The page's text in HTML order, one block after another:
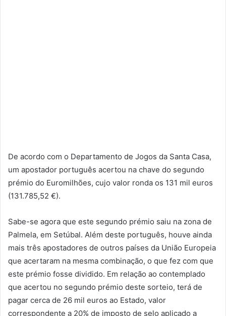
De acordo com o Departamento de Jogos da Santa Casa,
um apostador português acertou na chave do segundo
prémio do Euromilhões, cujo valor ronda os 131 mil euros
(131.785,52 €).
Sabe-se agora que este segundo prémio saiu na zona de
Palmela, em Setúbal. Além deste português, houve ainda
mais três apostadores de outros países da União Europeia
que acertaram na mesma combinação, o que fez com que
este prémio fosse dividido. Em relação ao contemplado
que acertou no segundo prémio deste sorteio, terá de
pagar cerca de 26 mil euros ao Estado, valor
correspondente a 20% de imposto de selo aplicado a